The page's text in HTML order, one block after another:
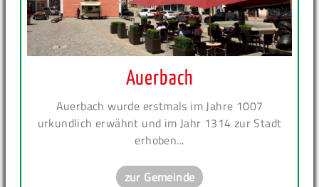
Auerbach
Auerbach wurde erstmals im Jahre 1007
urkundlich erwähnt und im Jahr 1314 zur Stadt
erhoben...
zur Gemeinde